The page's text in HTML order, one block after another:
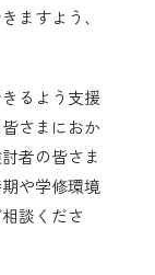
ますよう、
るよう支援
さまにおか
者の皆さま
や学修環境
談くださ